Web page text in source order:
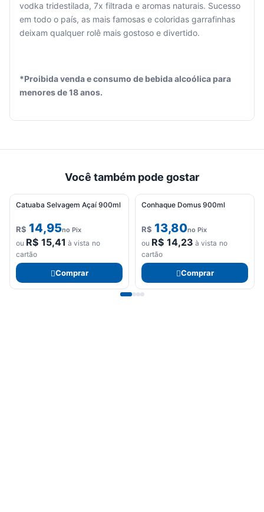
carrinho
Adicione
começar.
vodka tridestilada, 7x filtrada e aromas naturais. Sucesso
em todo o país, as mais famosas e coloridas garrafinhas
deixam qualquer rolê mais gostoso e divertido.
*Proibida venda e consumo de bebida alcoólica para
menores de 18 anos.
Você também pode gostar
Catuaba Selvagem Açaí 900ml
R$ 14,95no Pix
ou R$ 15,41 à vista no
cartão
Comprar
Conhaque Domus 900ml
R$ 13,80no Pix
ou R$ 14,23 à vista no
cartão
Comprar